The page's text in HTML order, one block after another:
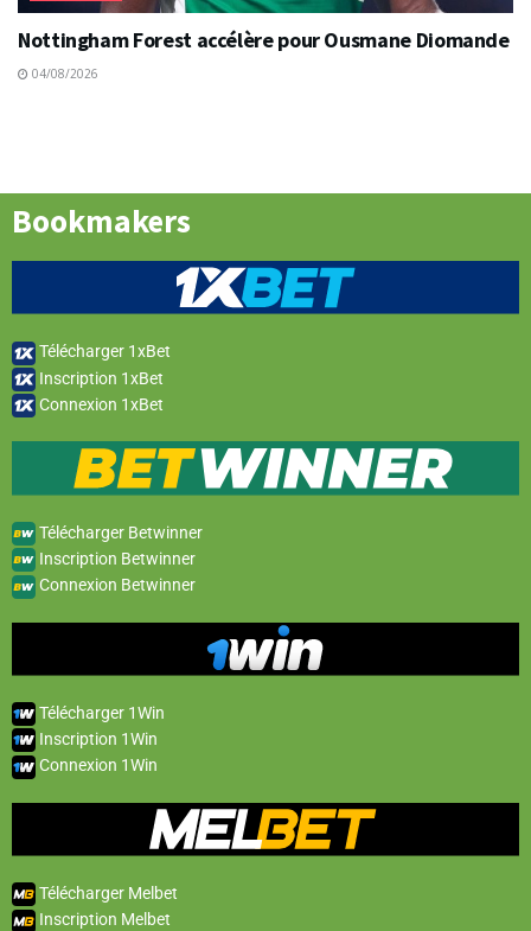
Nottingham Forest accélère pour Ousmane Diomande
04/08/2026
Bookmakers
Télécharger 1xBet
Inscription 1xBet
Connexion 1xBet
Télécharger Betwinner
Inscription Betwinner
Connexion Betwinner
Télécharger 1Win
Inscription 1Win
Connexion 1Win
Télécharger Melbet
Inscription Melbet